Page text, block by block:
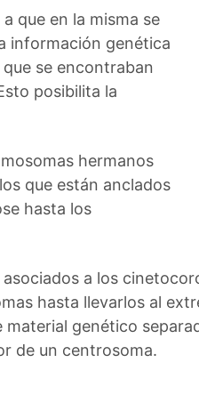
que en la misma se
información genética
se encontraban
posibilita la
hermanos
que están anclados
hasta los
a los
hasta llevarlos al
genético
de un centrosoma.